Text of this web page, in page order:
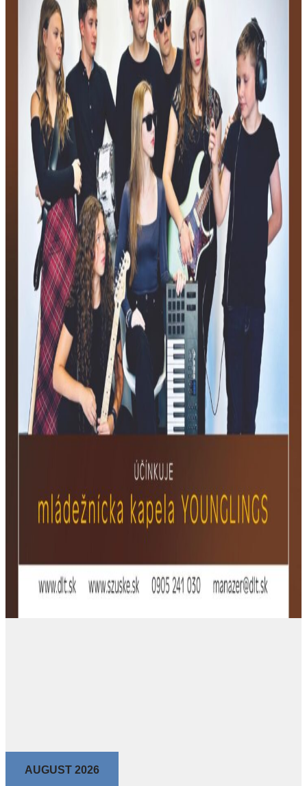
AUGUST 2026